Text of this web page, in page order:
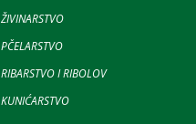
ŽIVINARSTVO
PČELARSTVO
RIBARSTVO I RIBOLOV
KUNIĆARSTVO